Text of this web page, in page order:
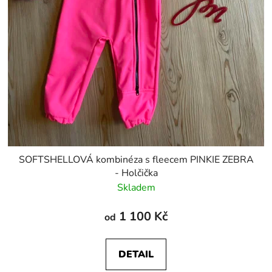
SOFTSHELLOVÁ kombinéza s fleecem PINKIE ZEBRA
- Holčička
Skladem
od 1 100 Kč
DETAIL